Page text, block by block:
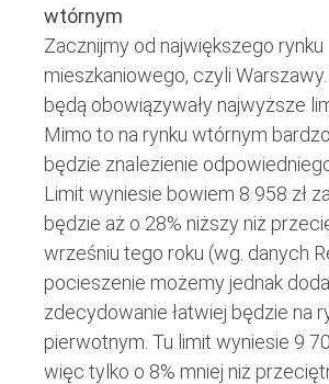
wtórnym
Zacznijmy od największego rynku
mieszkaniowego, czyli
będą obowiązywały najwyższe
Mimo to na rynku wtórnym
będzie znalezienie
Limit wyniesie bowiem 8 958 zł
będzie aż o 28% niższy niż
wrześniu tego roku (wg. danych
pocieszenie możemy jednak
zdecydowanie łatwiej będzie na
pierwotnym. Tu limit wyniesie 9
więc tylko o 8% mniej niż